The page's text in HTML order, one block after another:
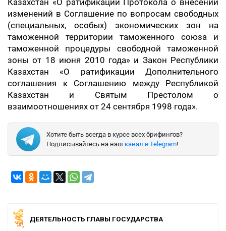
Казахстан «О ратификации Протокола о внесении
изменений в Соглашение по вопросам свободных
(специальных, особых) экономических зон на
таможенной территории таможенного союза и
таможенной процедуры свободной таможенной
зоны от 18 июня 2010 года» и Закон Республики
Казахстан «О ратификации Дополнительного
соглашения к Соглашению между Республикой
Казахстан и Святым Престолом о
взаимоотношениях от 24 сентября 1998 года».
Хотите быть всегда в курсе всех брифингов?
Подписывайтесь на наш канал в Telegram!
ДЕЯТЕЛЬНОСТЬ ГЛАВЫ ГОСУДАРСТВА